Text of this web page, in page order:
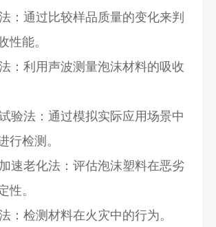
：通过比较样品质量的变化来判
性能。
：利用声波测量泡沫材料的吸收
验法：通过模拟实际应用场景中
行检测。
速老化法：评估泡沫塑料在恶劣
性。
：检测材料在火灾中的行为。